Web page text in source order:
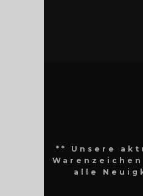
** Unsere
alle